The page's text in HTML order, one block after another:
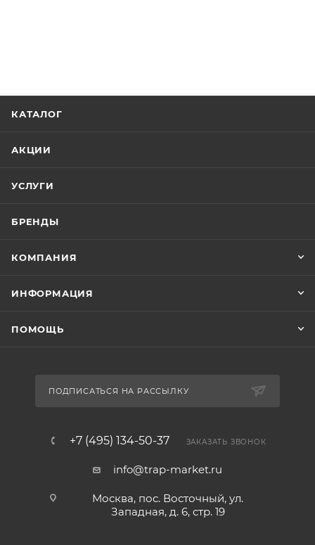
КАТАЛОГ
АКЦИИ
УСЛУГИ
БРЕНДЫ
КОМПАНИЯ
ИНФОРМАЦИЯ
ПОМОЩЬ
ПОДПИСАТЬСЯ НА РАССЫЛКУ
+7 (495) 134-50-37 ЗАКАЗАТЬ ЗВОНОК
info@trap-market.ru
Москва, пос. Восточный, ул.
Западная, д. 6, стр. 19